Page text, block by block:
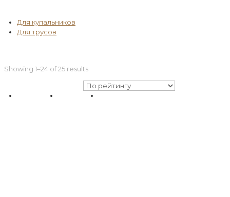
Для купальников
Для трусов
Showing 1–24 of 25 results